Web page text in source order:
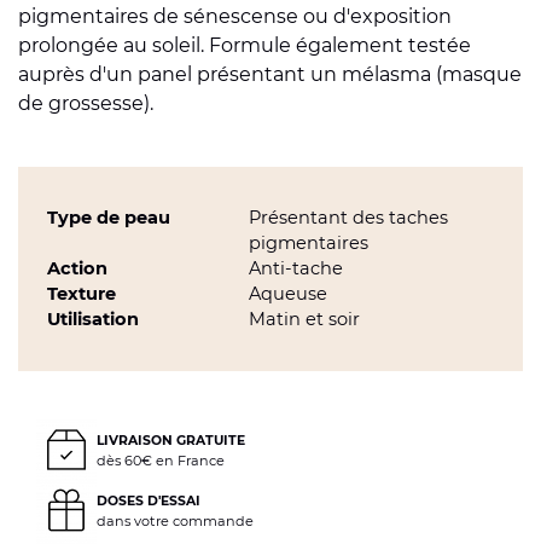
pigmentaires de sénescense ou d'exposition
prolongée au soleil. Formule également testée
auprès d'un panel présentant un mélasma (masque
de grossesse).
Type de peau
Présentant des taches
pigmentaires
Action
Anti-tache
Texture
Aqueuse
Utilisation
Matin et soir
LIVRAISON GRATUITE
dès 60€ en France
DOSES D'ESSAI
dans votre commande